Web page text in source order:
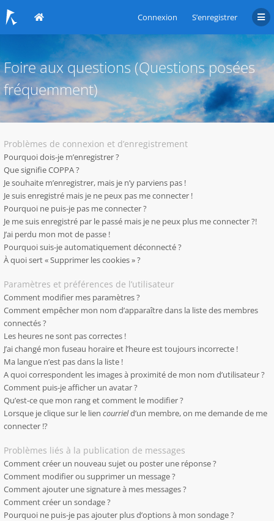
Connexion S’enregistrer
Foire aux questions (Questions posées
fréquemment)
Problèmes de connexion et d’enregistrement
Pourquoi dois-je m’enregistrer ?
Que signifie COPPA ?
Je souhaite m’enregistrer, mais je n’y parviens pas !
Je suis enregistré mais je ne peux pas me connecter !
Pourquoi ne puis-je pas me connecter ?
Je me suis enregistré par le passé mais je ne peux plus me connecter ?!
J’ai perdu mon mot de passe !
Pourquoi suis-je automatiquement déconnecté ?
À quoi sert « Supprimer les cookies » ?
Paramètres et préférences de l’utilisateur
Comment modifier mes paramètres ?
Comment empêcher mon nom d’apparaître dans la liste des membres
connectés ?
Les heures ne sont pas correctes !
J’ai changé mon fuseau horaire et l’heure est toujours incorrecte !
Ma langue n’est pas dans la liste !
A quoi correspondent les images à proximité de mon nom d’utilisateur ?
Comment puis-je afficher un avatar ?
Qu’est-ce que mon rang et comment le modifier ?
Lorsque je clique sur le lien courrield’un membre, on me demande de me
connecter !?
Problèmes liés à la publication de messages
Comment créer un nouveau sujet ou poster une réponse ?
Comment modifier ou supprimer un message ?
Comment ajouter une signature à mes messages ?
Comment créer un sondage ?
Pourquoi ne puis-je pas ajouter plus d’options à mon sondage ?